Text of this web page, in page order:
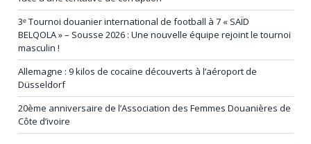
3ᵉ Tournoi douanier international de football à 7 « SAÏD
BELQOLA » – Sousse 2026 : Une nouvelle équipe rejoint le tournoi
masculin !
Allemagne : 9 kilos de cocaïne découverts à l’aéroport de
Düsseldorf
20ème anniversaire de l’Association des Femmes Douanières de
Côte d’ivoire